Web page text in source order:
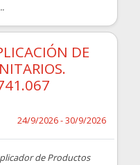
DE
24/9/2026 - 30/9/2026
de Productos